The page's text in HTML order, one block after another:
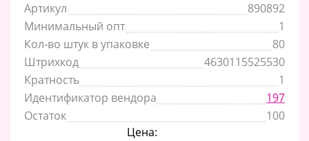
Артикул
890892
Минимальный опт
1
Кол-во штук в упаковке
80
Штрихкод
4630115525530
Кратность
1
Идентификатор вендора
197
Остаток
100
Цена: